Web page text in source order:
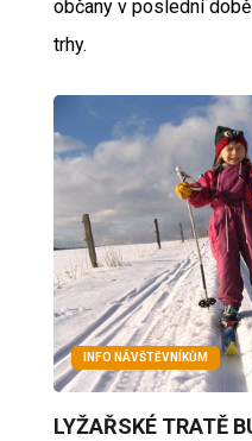
občany v poslední
trhy.
INFO NÁVŠTĚVNÍKŮM
LYŽAŘSKÉ TRATĚ